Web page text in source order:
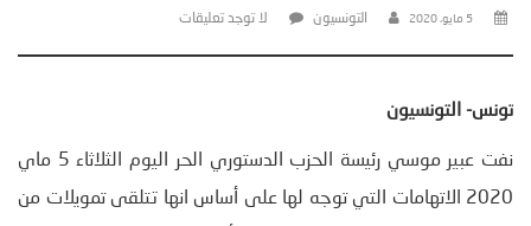
5 مايو، 2020 التونسيون لا توجد تعليقات
تونس- التونسيون
نفت عبير موسي رئيسة الحزب الدستوري الحر اليوم الثلاثاء 5 ماي
2020 الاتهامات التي توجه لها على أساس انها تتلقى تمويلات من